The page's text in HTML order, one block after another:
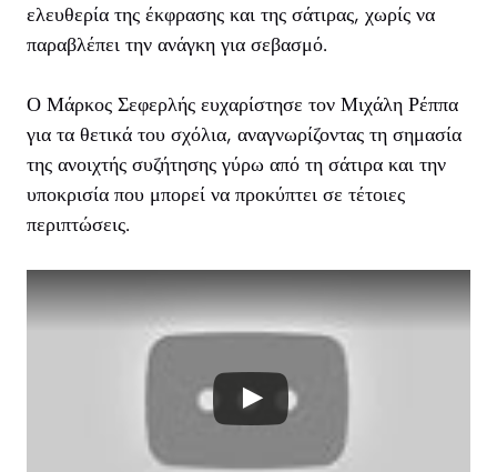
ελευθερία της έκφρασης και της σάτιρας, χωρίς να
παραβλέπει την ανάγκη για σεβασμό.
Ο Μάρκος Σεφερλής ευχαρίστησε τον Μιχάλη Ρέππα
για τα θετικά του σχόλια, αναγνωρίζοντας τη σημασία
της ανοιχτής συζήτησης γύρω από τη σάτιρα και την
υποκρισία που μπορεί να προκύπτει σε τέτοιες
περιπτώσεις.